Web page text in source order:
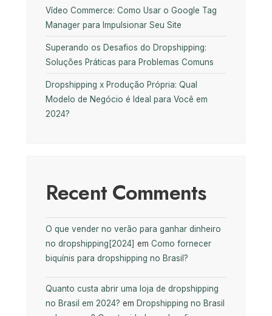
Vídeo Commerce: Como Usar o Google Tag
Manager para Impulsionar Seu Site
Superando os Desafios do Dropshipping:
Soluções Práticas para Problemas Comuns
Dropshipping x Produção Própria: Qual
Modelo de Negócio é Ideal para Você em
2024?
Recent Comments
O que vender no verão para ganhar dinheiro
no dropshipping[2024] em Como fornecer
biquínis para dropshipping no Brasil?
Quanto custa abrir uma loja de dropshipping
no Brasil em 2024? em Dropshipping no Brasil